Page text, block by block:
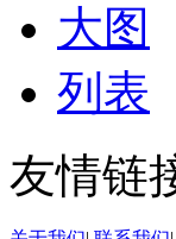
大图
列表
友情链